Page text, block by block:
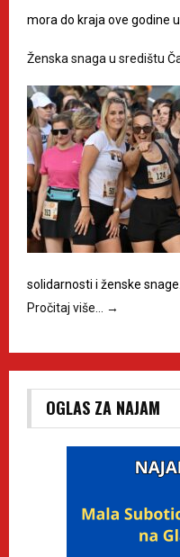
mora do kraja ove godine
Ženska snaga u središtu
solidarnosti i ženske
Pročitaj više…
→
OGLAS ZA NAJAM